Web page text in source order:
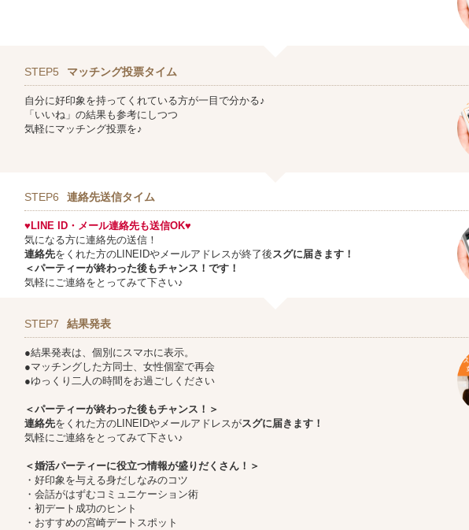
STEP5 マッチング投票タイム
自分に好印象を持ってくれている方が一目で分かる♪
「いいね」の結果も参考にしつつ
気軽にマッチング投票を♪
STEP6 連絡先送信タイム
♥LINE ID・メール連絡先も送信OK♥
気になる方に連絡先の送信！
連絡先をくれた方のLINEIDやメールアドレスが終了後スグに届きます！
＜パーティーが終わった後もチャンス！です！
気軽にご連絡をとってみて下さい♪
STEP7 結果発表
●結果発表は、個別にスマホに表示。
●マッチングした方同士、女性個室で再会
●ゆっくり二人の時間をお過ごしください
＜パーティーが終わった後もチャンス！＞
連絡先をくれた方のLINEIDやメールアドレスがスグに届きます！
気軽にご連絡をとってみて下さい♪
＜婚活パーティーに役立つ情報が盛りだくさん！＞
・好印象を与える身だしなみのコツ
・会話がはずむコミュニケーション術
・初デート成功のヒント
・おすすめの宮崎デートスポット